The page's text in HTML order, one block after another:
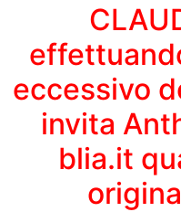
eccessivo
invita
blia.it